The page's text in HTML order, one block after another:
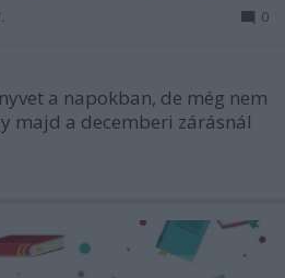
0
a napokban, de még nem
majd a decemberi zárásnál